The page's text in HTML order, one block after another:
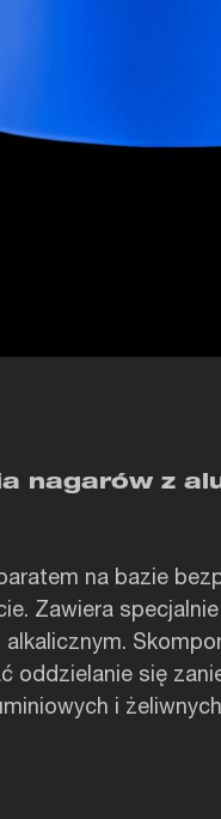
nagarów z
na bazie
Zawiera
oddzielanie się
i